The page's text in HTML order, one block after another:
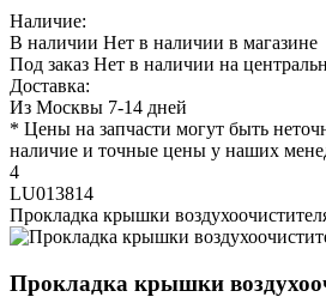
Наличие:
В наличии Нет в наличии в магазине
Под заказ Нет в наличии на
Доставка:
Из Москвы 7-14 дней
* Цены на запчасти могут быть
наличие и точные цены у наших
4
LU013814
Прокладка крышки
Прокладка крышки